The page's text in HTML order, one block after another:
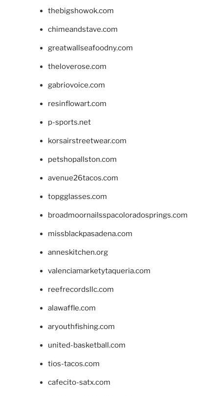
thebigshowok.com
chimeandstave.com
greatwallseafoodny.com
theloverose.com
gabriovoice.com
resinflowart.com
p-sports.net
korsairstreetwear.com
petshopallston.com
avenue26tacos.com
topgglasses.com
broadmoornailsspacoloradosprings.com
missblackpasadena.com
anneskitchen.org
valenciamarketytaqueria.com
reefrecordsllc.com
alawaffle.com
aryouthfishing.com
united-basketball.com
tios-tacos.com
cafecito-satx.com